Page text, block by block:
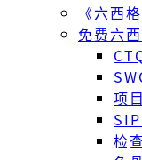
《六西
免费六
项
检